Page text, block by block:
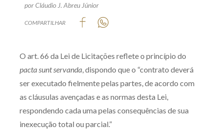
Encarregado (contato)
Zênite Fácil IA
Zênite Play
Orientação por Escrito
Mentoria Zênite
por Cláudio J. Abreu Júnior
COMPARTILHAR
O art. 66 da Lei de Licitações reflete o princípio do
pacta sunt servanda, dispondo que o “contrato deverá
ser executado fielmente pelas partes, de acordo com
as cláusulas avençadas e as normas desta Lei,
respondendo cada uma pelas consequências de sua
inexecução total ou parcial.”